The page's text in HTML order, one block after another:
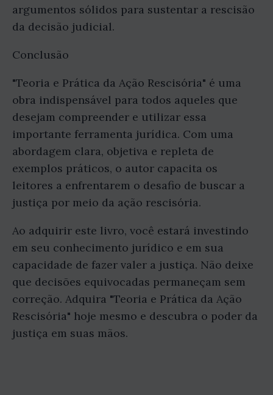
argumentos sólidos para sustentar a rescisão
da decisão judicial.
Conclusão
"Teoria e Prática da Ação Rescisória" é uma
obra indispensável para todos aqueles que
desejam compreender e utilizar essa
importante ferramenta jurídica. Com uma
abordagem clara, objetiva e repleta de
exemplos práticos, o autor capacita os
leitores a enfrentarem o desafio de buscar a
justiça por meio da ação rescisória.
Ao adquirir este livro, você estará investindo
em seu conhecimento jurídico e em sua
capacidade de fazer valer a justiça. Não deixe
que decisões equivocadas permaneçam sem
correção. Adquira "Teoria e Prática da Ação
Rescisória" hoje mesmo e descubra o poder da
justiça em suas mãos.